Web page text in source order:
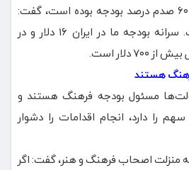
بودجه و با احتساب دین ۶۰ صدم درصد بودجه بوده است، گفت:
این درصد خیلی کم است. سرانه بودجه ما در ایران ۱۶ دلار و در
هستند
مسئول بودجه فرهنگ هستند و
را دارد، انجام اقدامات را دشوار
منزلت اصحاب فرهنگ و هنر، گفت: اگر